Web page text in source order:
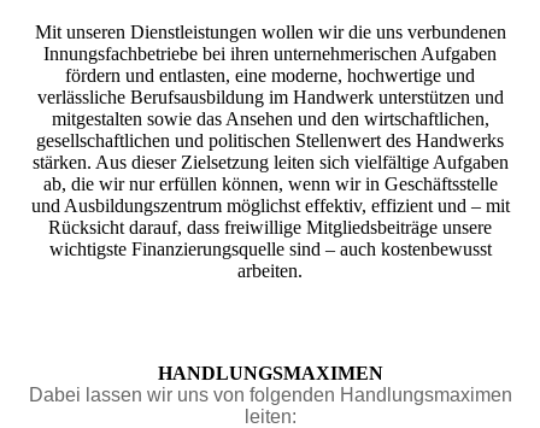
Mit unseren Dienstleistungen wollen wir die uns verbundenen
Innungsfachbetriebe bei ihren unternehmerischen Aufgaben
fördern und entlasten, eine moderne, hochwertige und
verlässliche Berufsausbildung im Handwerk unterstützen und
mitgestalten sowie das Ansehen und den wirtschaft­lichen,
gesellschaftlichen und politischen Stellenwert des Handwerks
stärken. Aus dieser Zielsetzung leiten sich vielfältige Aufgaben
ab, die wir nur erfüllen können, wenn wir in Geschäftsstelle
und Ausbildungszentrum möglichst effektiv, effizient und – mit
Rücksicht darauf, dass freiwillige Mitgliedsbeiträge unsere
wichtigste Finanzierungsquelle sind – auch kostenbewusst
arbeiten.
HANDLUNGSMAXIMEN
Dabei lassen wir uns von folgenden Handlungsmaximen
leiten: